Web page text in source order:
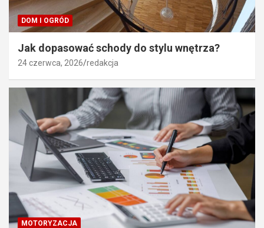
DOM I OGRÓD
Jak dopasować schody do stylu wnętrza?
24 czerwca, 2026 redakcja
MOTORYZACJA